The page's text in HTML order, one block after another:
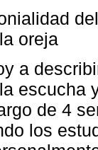
oreja
a
escucha
de 4
los